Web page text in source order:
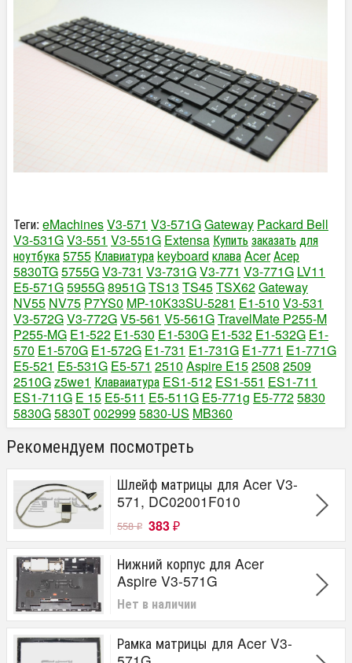
Теги: eMachinesV3-571 V3-571GGateway Packard Bell
V3-531GV3-551 V3-551G Extensa Купить заказать для
ноутбука5755 Клавиатура keyboard клаваAcerАсер
5830TG5755GV3-731 V3-731GV3-771 V3-771G LV11
E5-571G5955G8951GTS13 TS45TSX62Gateway
NV55 NV75 P7YS0 MP-10K33SU-5281 E1-510 V3-531
V3-572GV3-772GV5-561 V5-561GTravelMate P255-M
P255-MG E1-522 E1-530 E1-530G E1-532 E1-532G E1-
570 E1-570G E1-572G E1-731 E1-731G E1-771 E1-771G
E5-521 E5-531G E5-571 2510 Aspire E152508 2509
2510Gz5we1 Клаваиатура ES1-512 ES1-551 ES1-711
ES1-711G E 15 E5-511 E5-511G E5-771g E5-7725830
5830G5830T0029995830-US MB360
Рекомендуем посмотреть
Шлейф матрицы для Acer V3-
571, DC02001F010
558₽ 383 ₽
Нижний корпус для Acer
Aspire V3-571G
Нет в наличии
Рамка матрицы для Acer V3-